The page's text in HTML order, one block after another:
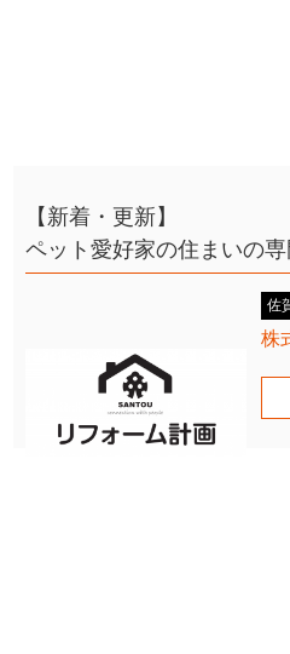
【新着・更新】
ペット愛好家の住まいの
佐
株